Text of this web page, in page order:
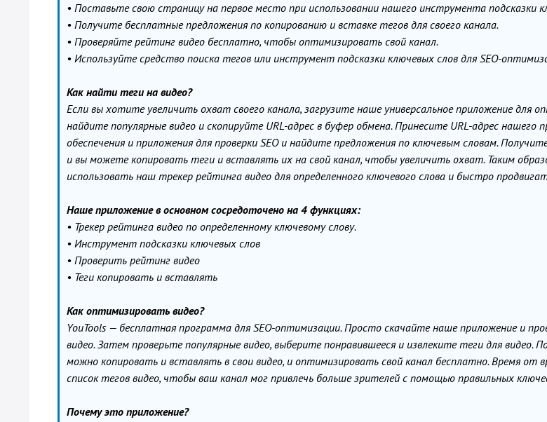
• Поставьте свою страницу на первое место при использовании нашего инструмента подсказки
• Получите бесплатные предложения по копированию и вставке тегов для своего канала.
• Проверяйте рейтинг видео бесплатно, чтобы оптимизировать свой канал.
• Используйте средство поиска тегов или инструмент подсказки ключевых слов для SEO-
Как найти теги на видео?
Если вы хотите увеличить охват своего канала, загрузите наше универсальное приложение для
найдите популярные видео и скопируйте URL-адрес в буфер обмена. Принесите URL-адрес нашего
обеспечения и приложения для проверки SEO и найдите предложения по ключевым словам.
и вы можете копировать теги и вставлять их на свой канал, чтобы увеличить охват. Таким
использовать наш трекер рейтинга видео для определенного ключевого слова и быстро
Наше приложение в основном сосредоточено на 4 функциях:
• Трекер рейтинга видео по определенному ключевому слову.
• Инструмент подсказки ключевых слов
• Проверить рейтинг видео
• Теги копировать и вставлять
Как оптимизировать видео?
YouTools — бесплатная программа для SEO-оптимизации. Просто скачайте наше приложение и
видео. Затем проверьте популярные видео, выберите понравившееся и извлеките теги для видео.
можно копировать и вставлять в свои видео, и оптимизировать свой канал бесплатно. Время от
список тегов видео, чтобы ваш канал мог привлечь больше зрителей с помощью правильных
Почему это приложение?